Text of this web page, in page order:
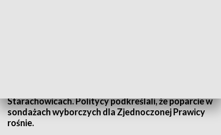
Starachowicach. Politycy podkreślali, że poparcie w
sondażach wyborczych dla Zjednoczonej Prawicy
rośnie.